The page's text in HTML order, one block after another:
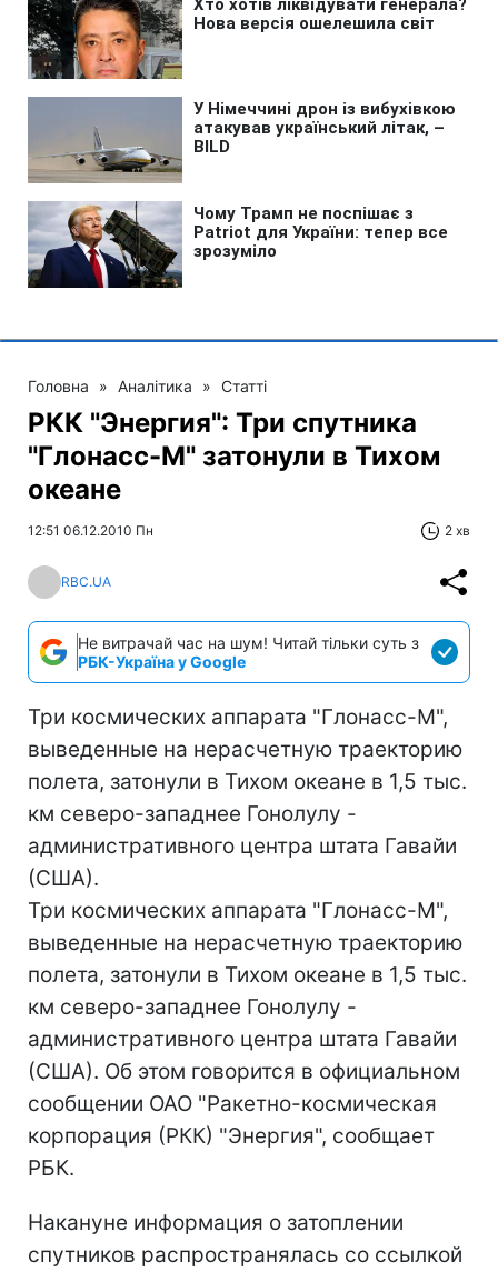
Головна » Аналітика » Статті
РКК "Энергия": Три спутника
"Глонасс-М" затонули в Тихом
океане
12:51 06.12.2010 Пн 2 хв
RBC.UA
Не витрачай час на шум! Читай тільки суть з
РБК-Україна у Google
Три космических аппарата "Глонасс-М",
выведенные на нерасчетную траекторию
полета, затонули в Тихом океане в 1,5 тыс.
км северо-западнее Гонолулу -
административного центра штата Гавайи
(США).
Три космических аппарата "Глонасс-М",
выведенные на нерасчетную траекторию
полета, затонули в Тихом океане в 1,5 тыс.
км северо-западнее Гонолулу -
административного центра штата Гавайи
(США). Об этом говорится в официальном
сообщении ОАО "Ракетно-космическая
корпорация (РКК) "Энергия", сообщает
РБК.
Накануне информация о затоплении
спутников распространялась со ссылкой